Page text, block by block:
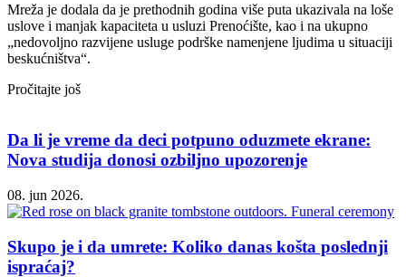
Mreža je dodala da je prethodnih godina više puta ukazivala na loše
uslove i manjak kapaciteta u usluzi Prenoćište, kao i na ukupno
„nedovoljno razvijene usluge podrške namenjene ljudima u situaciji
beskućništva“.
Pročitajte još
Da li je vreme da deci potpuno oduzmete ekrane:
Nova studija donosi ozbiljno upozorenje
08. jun 2026.
Skupo je i da umrete: Koliko danas košta poslednji
ispraćaj?